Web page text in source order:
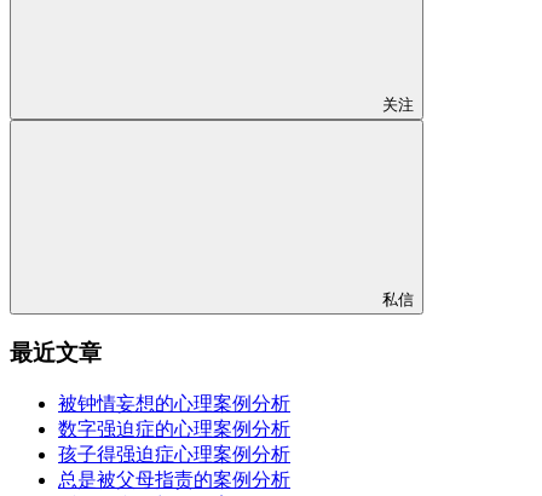
关注
私信
最近文章
被钟情妄想的心理案例分析
数字强迫症的心理案例分析
孩子得强迫症心理案例分析
总是被父母指责的案例分析